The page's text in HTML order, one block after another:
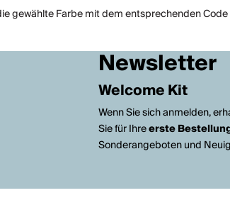
gewählte Farbe mit dem entsprechenden Code
Newsletter
Welcome Kit
Wenn Sie sich anmelden,
Sie für Ihreerste
Sonderangeboten und